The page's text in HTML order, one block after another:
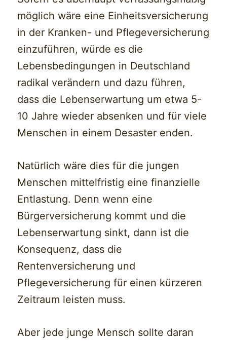
möglich wäre eine Einheitsversicherung
in der Kranken- und Pflegeversicherung
einzuführen, würde es die
Lebensbedingungen in Deutschland
radikal verändern und dazu führen,
dass die Lebenserwartung um etwa 5-
10 Jahre wieder absenken und für viele
Menschen in einem Desaster enden.
Natürlich wäre dies für die jungen
Menschen mittelfristig eine finanzielle
Entlastung. Denn wenn eine
Bürgerversicherung kommt und die
Lebenserwartung sinkt, dann ist die
Konsequenz, dass die
Rentenversicherung und
Pflegeversicherung für einen kürzeren
Zeitraum leisten muss.
Aber jede junge Mensch sollte daran